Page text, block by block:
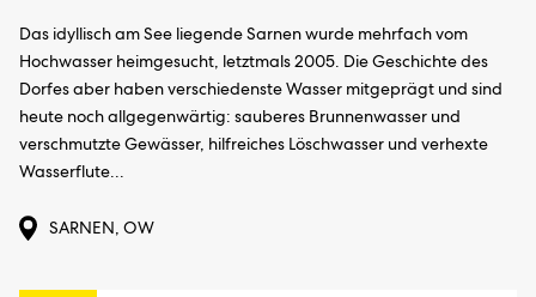
Das idyllisch am See liegende Sarnen wurde mehrfach vom
Hochwasser heimgesucht, letztmals 2005. Die Geschichte des
Dorfes aber haben verschiedenste Wasser mitgeprägt und sind
heute noch allgegenwärtig: sauberes Brunnenwasser und
verschmutzte Gewässer, hilfreiches Löschwasser und verhexte
Wasserflute...
SARNEN, OW